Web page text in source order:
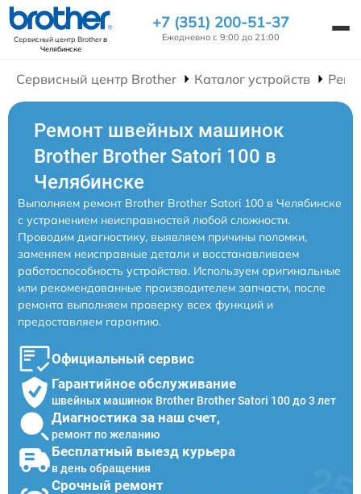
Сервисный центр Brotherв
Челябинске
+7 (351) 200-51-37
Ежедневно с 9:00 до 21:00
Сервисный центр Brother Каталог устройств
Ремонт швейных машинок
Brother Brother Satori 100 в
Челябинске
Выполняем ремонт Brother Brother Satori 100 в Челябинске
с устранением неисправностей любой сложности.
Проводим диагностику, выявляем причины поломки,
заменяем неисправные детали и восстанавливаем
работоспособность устройства. Используем оригинальные
или рекомендованные производителем запчасти, после
ремонта выполняем проверку всех функций и
предоставляем гарантию.
Официальный сервис
Гарантийное обслуживание
швейных машинок Brother Brother Satori 100 до 3 лет
Диагностика за наш счет,
ремонт по желанию
Бесплатный выезд курьера
в день обращения
Срочный ремонт